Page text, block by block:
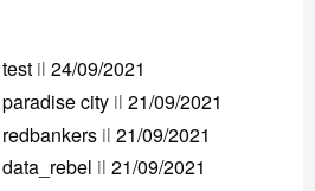
test il 24/09/2021
paradise city il 21/09/2021
redbankers il 21/09/2021
data_rebel il 21/09/2021